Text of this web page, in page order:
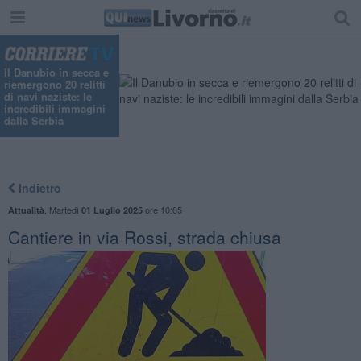
Il Danubio in secca e
riemergono 20 relitti
di navi naziste: le
incredibili immagini
dalla Serbia
Indietro
Attualità Martedì 01 Luglio 2025ore 10:05
Cantiere in via Rossi, strada chiusa